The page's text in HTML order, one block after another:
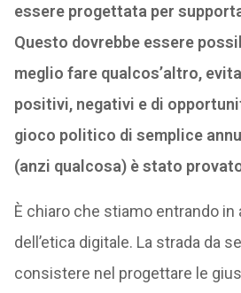
essere progettata per
Questo dovrebbe essere
meglio fare qualcos’altro,
positivi, negativi e di
gioco politico di semplice
(anzi qualcosa) è stato
È chiaro che stiamo entrando in
dell’etica digitale. La strada da
consistere nel progettare le